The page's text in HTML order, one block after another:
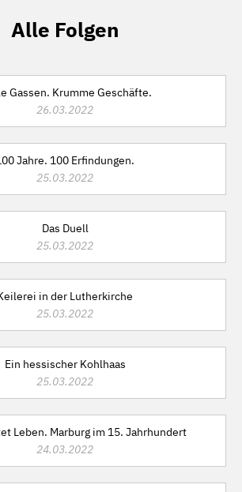
Alle Folgen
Gassen. Krumme Geschäfte.
26.03.2022
Jahre. 100 Erfindungen.
25.03.2022
Das Duell
25.03.2022
in der Lutherkirche
25.03.2022
Ein hessischer Kohlhaas
25.03.2022
Leben. Marburg im 15. Jahrhundert
24.03.2022